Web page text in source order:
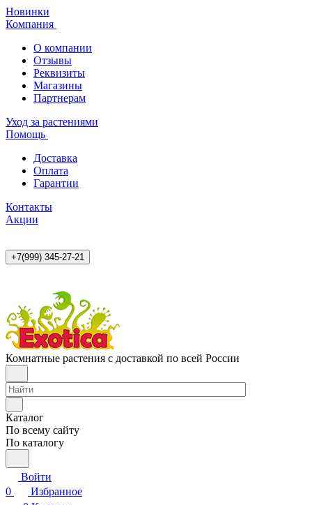
Новинки
Компания
О компании
Отзывы
Реквизиты
Магазины
Партнерам
Уход за растениями
Помощь
Доставка
Оплата
Гарантии
Контакты
Акции
+7(999) 345-27-21
Комнатные растения с доставкой по всей России
Каталог
По всему сайту
По каталогу
Войти
0
Избранное